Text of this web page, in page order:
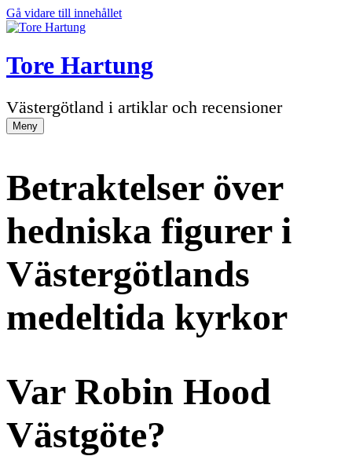
Gå vidare till innehållet
Tore Hartung
Västergötland i artiklar och recensioner
Meny
Betraktelser över
hedniska figurer i
Västergötlands
medeltida kyrkor
Var Robin Hood
Västgöte?